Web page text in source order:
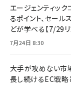
エージェンティッ
るポイント、セー
どが学べる【7/29
7月24日 8:30
大手が攻めない市
長し続けるEC戦略